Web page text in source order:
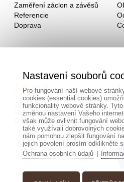
Zaměření záclon a závěsů
Referencie
Doprava
Adresa
OD - Mladosť
Hlavná 951
Galanta 924 01, Slovensko
Nastavení souborů
Pro fungování naší webové
cookies (essential cookies)
funkcionality webové stránky.
změnou nastavení Vašeho
však může ovlivnit fungování
také využívali dobrovolných
nám pomohou zlepšit fungování
jejich povolení prosím odklikněte
Ochrana osobních údajů|